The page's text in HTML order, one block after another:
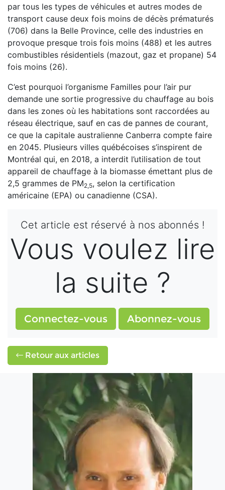
par tous les types de véhicules et autres modes de
transport cause deux fois moins de décès prématurés
(706) dans la Belle Province, celle des industries en
provoque presque trois fois moins (488) et les autres
combustibles résidentiels (mazout, gaz et propane) 54
fois moins (26).
C’est pourquoi l’organisme Familles pour l’air pur
demande une sortie progressive du chauffage au bois
dans les zones où les habitations sont raccordées au
réseau électrique, sauf en cas de pannes de courant,
ce que la capitale australienne Canberra compte faire
en 2045. Plusieurs villes québécoises s’inspirent de
Montréal qui, en 2018, a interdit l’utilisation de tout
appareil de chauffage à la biomasse émettant plus de
2,5 grammes de PM2,5, selon la certification
américaine (EPA) ou canadienne (CSA).
Cet article est réservé à nos abonnés !
Vous voulez lire
la suite ?
Connectez-vous Abonnez-vous
Retour aux articles